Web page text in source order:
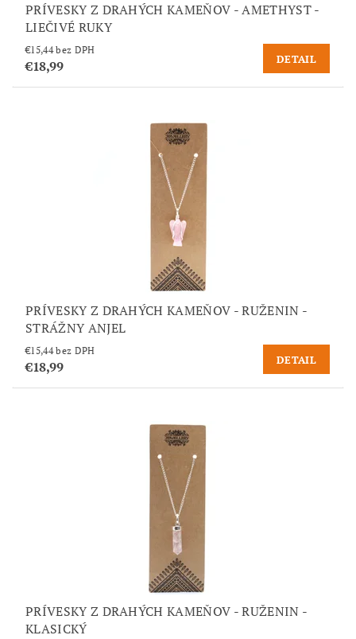
PRÍVESKY Z DRAHÝCH KAMEŇOV - AMETHYST -
LIEČIVÉ RUKY
€15,44 bez DPH
€18,99 DETAIL
PRÍVESKY Z DRAHÝCH KAMEŇOV - RUŽENIN -
STRÁŽNY ANJEL
€15,44 bez DPH
€18,99 DETAIL
PRÍVESKY Z DRAHÝCH KAMEŇOV - RUŽENIN -
KLASICKÝ